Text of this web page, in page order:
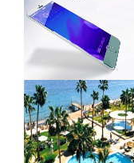
40
₪
מידע נוסף
מצלמות אינפרא
499
₪
מידע נוסף
18 מברשות למאפרים + נרתיק
ג'מס אדום מעור